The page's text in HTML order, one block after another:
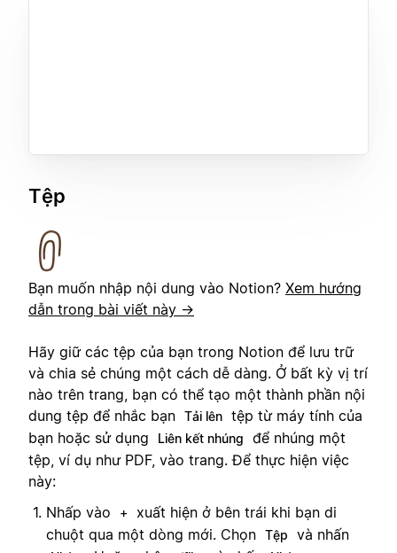
Tệp
Bạn muốn nhập nội dung vào Notion? Xem hướng
dẫn trong bài viết này →
Hãy giữ các tệp của bạn trong Notion để lưu trữ
và chia sẻ chúng một cách dễ dàng. Ở bất kỳ vị trí
nào trên trang, bạn có thể tạo một thành phần nội
dung tệp để nhắc bạn Tải lên tệp từ máy tính của
bạn hoặc sử dụng
Liên kết nhúng
để nhúng một
tệp, ví dụ như PDF, vào trang. Để thực hiện việc
này:
Nhấp vào
+
xuất hiện ở bên trái khi bạn di
chuột qua một dòng mới. Chọn Tệp và nhấn